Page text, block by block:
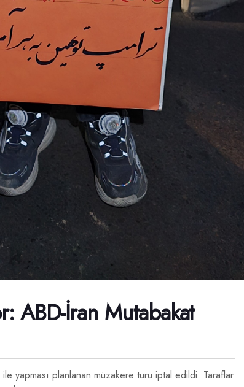
ABD-İran Mutabakat
yapması planlanan müzakere turu iptal edildi. Taraflar